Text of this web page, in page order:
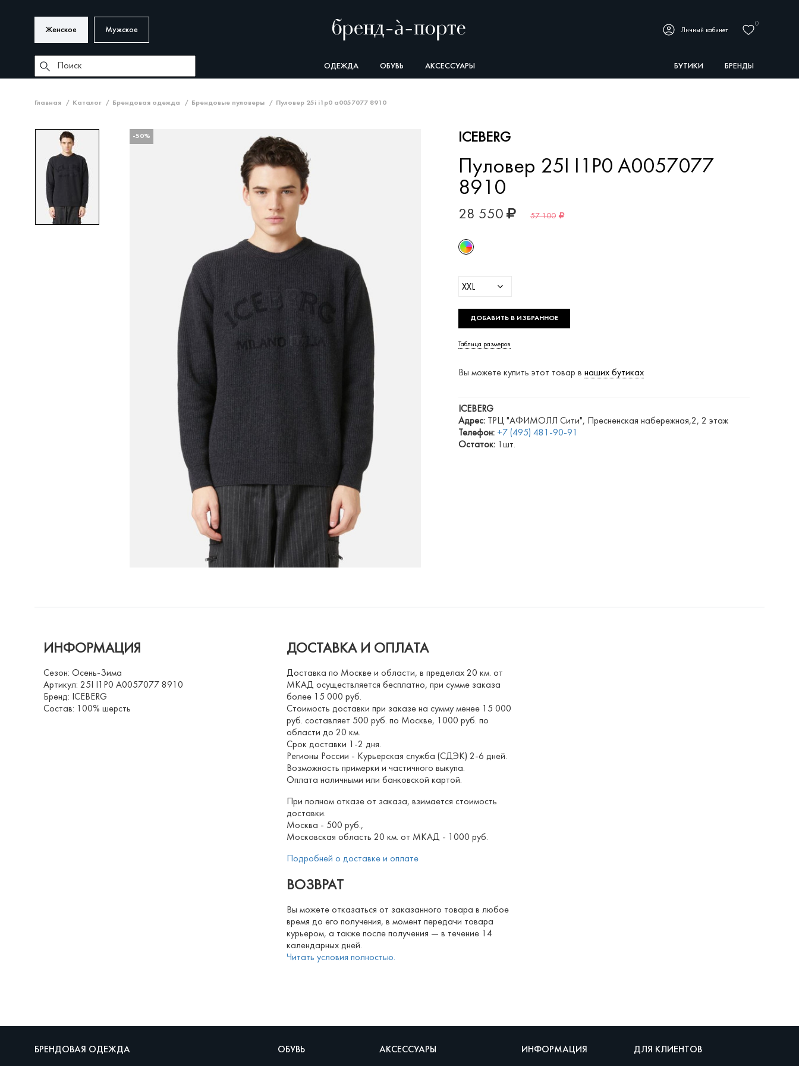
Женское Мужское Личный кабинет
0
ОДЕЖДА ОБУВЬ АКСЕССУАРЫ БУТИКИ БРЕНДЫ
Главная Каталог Брендовая одежда Брендовые пуловеры Пуловер 25i i1p0 a0057077 8910
-50% ICEBERG
Пуловер 25I I1P0 A0057077
8910
28 550 57 100
XXL
ДОБАВИТЬ В ИЗБРАННОЕ
Таблица размеров
Вы можете купить этот товар в наших бутиках
ICEBERG
Адрес:ТРЦ "АФИМОЛЛ Сити", Пресненская набережная,2, 2 этаж
Телефон: +7 (495) 481-90-91
Остаток:1шт.
ИНФОРМАЦИЯ
Сезон: Осень-Зима
Артикул: 25I I1P0 A0057077 8910
Бренд: ICEBERG
Состав: 100% шерсть
ДОСТАВКА И ОПЛАТА
Доставка по Москве и области, в пределах 20 км. от
МКАД осуществляется бесплатно, при сумме заказа
более 15 000 руб.
Стоимость доставки при заказе на сумму менее 15 000
руб. составляет 500 руб. по Москве, 1000 руб. по
области до 20 км.
Срок доставки 1-2 дня.
Регионы России - Курьерская служба (СДЭК) 2-6 дней.
Возможность примерки и частичного выкупа.
Оплата наличными или банковской картой.
При полном отказе от заказа, взимается стоимость
доставки.
Москва - 500 руб.,
Московская область 20 км. от МКАД - 1000 руб.
Подробней о доставке и оплате
ВОЗВРАТ
Вы можете отказаться от заказанного товара в любое
время до его получения, в момент передачи товара
курьером, а также после получения — в течение 14
календарных дней.
Читать условия полностью.
БРЕНДОВАЯ ОДЕЖДА ОБУВЬ АКСЕССУАРЫ ИНФОРМАЦИЯ ДЛЯ КЛИЕНТОВ